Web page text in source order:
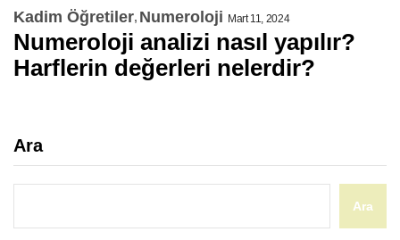
Kadim Öğretiler Numeroloji Mart 11, 2024
Numeroloji analizi nasıl yapılır?
Harflerin değerleri nelerdir?
Ara
Ara